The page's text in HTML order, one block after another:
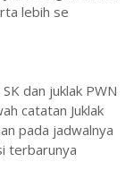
lebih se
dan juklak PWN
catatan Juklak
pada jadwalnya
terbarunya